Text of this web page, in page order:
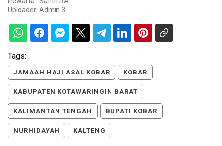
Uploader: Admin 3
Tags:
JAMAAH HAJI ASAL KOBAR KOBAR
KABUPATEN KOTAWARINGIN BARAT
KALIMANTAN TENGAH BUPATI KOBAR
NURHIDAYAH KALTENG